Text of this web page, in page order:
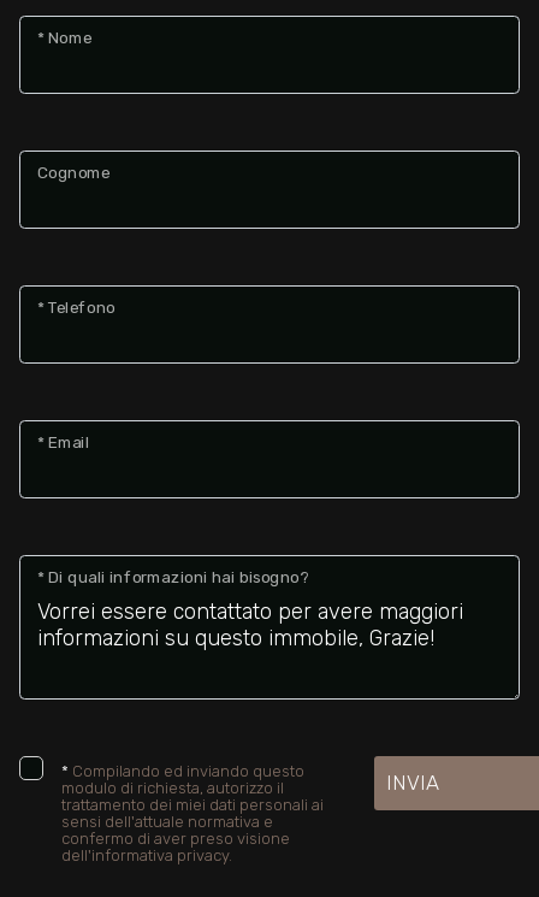
* Nome
Cognome
* Telefono
* Email
* Di quali informazioni hai bisogno?
* Compilando ed inviando questo
modulo di richiesta, autorizzo il
trattamento dei miei dati personali ai
sensi dell'attuale normativa e
confermo di aver preso visione
dell'informativa privacy.
INVIA